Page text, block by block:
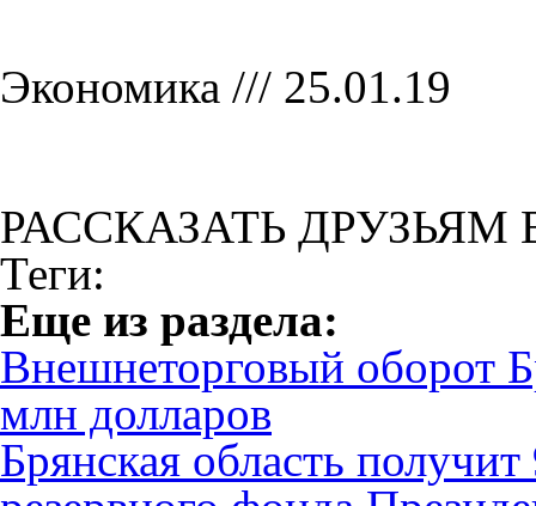
Экономика /// 25.01.19
РАССКАЗАТЬ ДРУЗЬЯМ
Теги:
Eще из раздела:
Внешнеторговый оборот
млн долларов
Брянская область